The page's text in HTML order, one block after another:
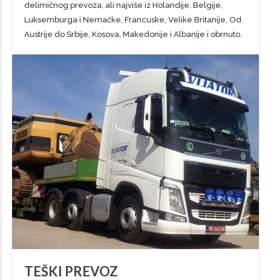
delimičnog prevoza, ali najviše iz Holandije, Belgije,
Luksemburga i Nemačke, Francuske, Velike Britanije, Od
Austrije do Srbije, Kosova, Makedonije i Albanije i obrnuto.
TEŠKI PREVOZ